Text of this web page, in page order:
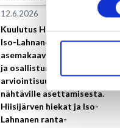
12.6.2026
Kuulutus Hiisijärven hiekat ja
Iso-Lahnanen ranta-
asemakaavan vireilletulosta
ja osallistumis- ja
arviointisuunnitelman
nähtäville asettamisesta.
Hiisijärven hiekat ja Iso-
Lahnanen ranta-